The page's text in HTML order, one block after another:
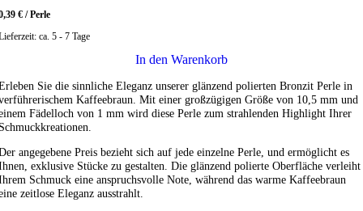
€ /Perle
ca. 5 - 7 Tage
In den Warenkorb
Sie die sinnliche Eleganz unserer glänzend polierten Bronzit Perle in
Kaffeebraun. Mit einer großzügigen Größe von 10,5 mm und
Fädelloch von 1 mm wird diese Perle zum strahlenden Highlight Ihrer
angegebene Preis bezieht sich auf jede einzelne Perle, und ermöglicht es
exklusive Stücke zu gestalten. Die glänzend polierte Oberfläche verleiht
Schmuck eine anspruchsvolle Note, während das warme Kaffeebraun
zeitlose Eleganz ausstrahlt.